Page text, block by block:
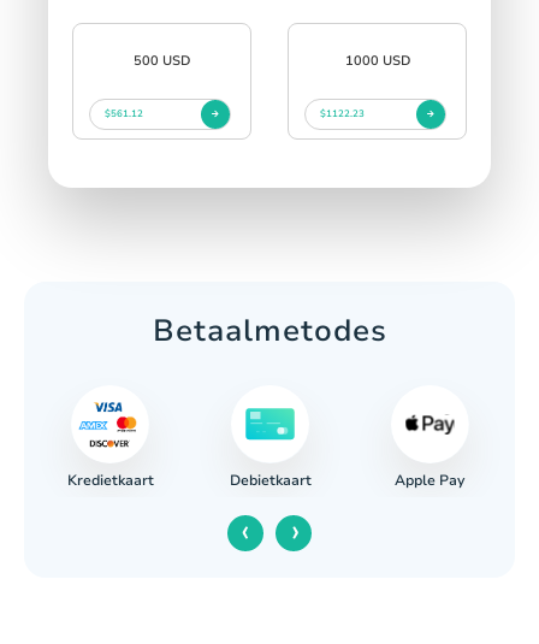
500 USD
$561.12
1000 USD
$1122.23
Betaalmetodes
Kredietkaart Debietkaart Apple Pay
‹ ›